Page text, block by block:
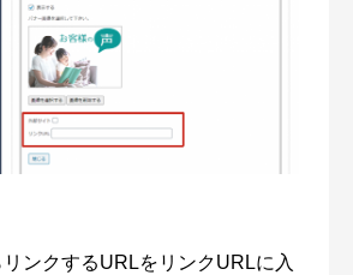
ンクするURLをリンクURLに入